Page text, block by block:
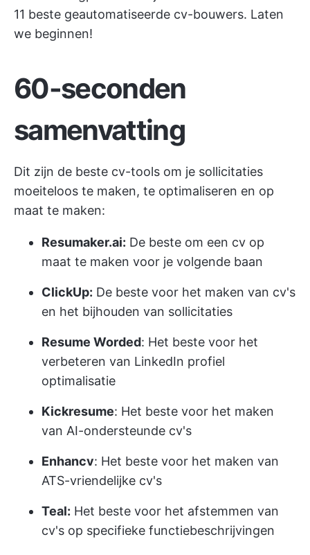
11 beste geautomatiseerde cv-bouwers. Laten
we beginnen!
60-seconden
samenvatting
Dit zijn de beste cv-tools om je sollicitaties
moeiteloos te maken, te optimaliseren en op
maat te maken:
Resumaker.ai: De beste om een cv op
maat te maken voor je volgende baan
ClickUp: De beste voor het maken van cv's
en het bijhouden van sollicitaties
Resume Worded: Het beste voor het
verbeteren van LinkedIn profiel
optimalisatie
Kickresume: Het beste voor het maken
van AI-ondersteunde cv's
Enhancv: Het beste voor het maken van
ATS-vriendelijke cv's
Teal: Het beste voor het afstemmen van
cv's op specifieke functiebeschrijvingen